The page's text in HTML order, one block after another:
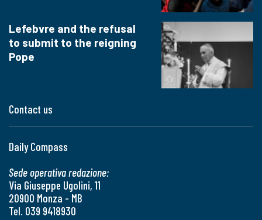
Contact us
Daily Compass
Sede operativa redazione:
Via Giuseppe Ugolini, 11
20900 Monza - MB
Tel. 039 9418930
Lefebvre and the refusal
to submit to the reigning
Pope